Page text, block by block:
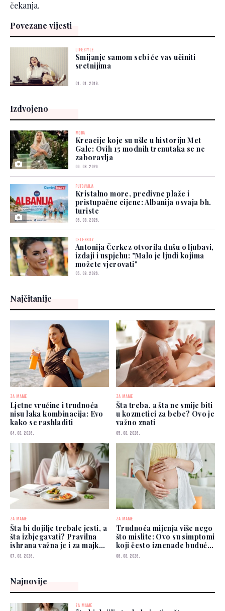
čekanja.
Povezane vijesti
LIFESTYLE
Smijanje samom sebi će vas učiniti
sretnijima
01. 01. 2019.
Izdvojeno
MODA
Kreacije koje su ušle u historiju Met
Gale: Ovih 15 modnih trenutaka se ne
zaboravlja
06. 08. 2026.
PUTOVANJA
Kristalno more, predivne plaže i
pristupačne cijene: Albanija osvaja bh.
turiste
06. 08. 2026.
CELEBRITY
Antonija Čerkez otvorila dušu o ljubavi,
izdaji i uspjehu: "Malo je ljudi kojima
možete vjerovati"
05. 08. 2026.
Najčitanije
ZA MAME
Ljetne vrućine i trudnoća
nisu laka kombinacija: Evo
kako se rashladiti
04. 08. 2026.
ZA MAME
Šta treba, a šta ne smije biti
u kozmetici za bebe? Ovo je
važno znati
05. 08. 2026.
ZA MAME
Šta bi dojilje trebale jesti, a
šta izbjegavati? Pravilna
ishrana važna je i za majku i
za bebu
07. 08. 2026.
ZA MAME
Trudnoća mijenja više nego
što mislite: Ovo su simptomi
koji često iznenade buduće
mame
06. 08. 2026.
Najnovije
ZA MAME